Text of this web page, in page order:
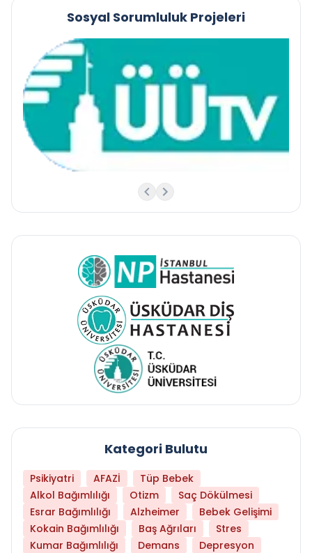
Sosyal Sorumluluk Projeleri
Kategori Bulutu
Psikiyatri AFAZİ
Tüp Bebek
Alkol Bağımlılığı
Otizm
Saç Dökülmesi
Esrar Bağımlılığı
Alzheimer
Bebek Gelişimi
Kokain Bağımlılığı
Baş Ağrıları
Stres
Kumar Bağımlılığı
Demans
Depresyon